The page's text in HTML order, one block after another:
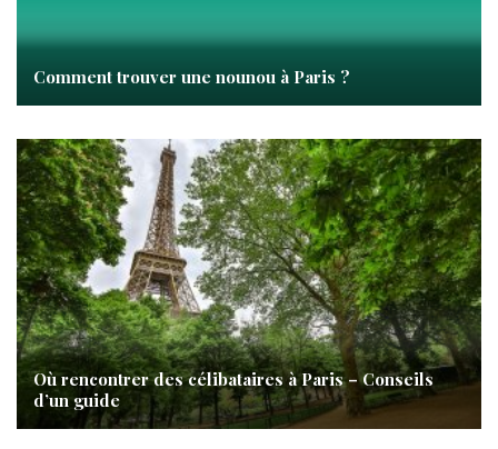
Comment trouver une nounou à Paris ?
Où rencontrer des célibataires à Paris – Conseils
d’un guide